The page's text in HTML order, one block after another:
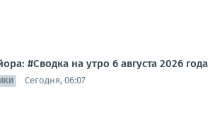
#Сводка на утро 6 августа 2026 года
Сегодня, 06:07